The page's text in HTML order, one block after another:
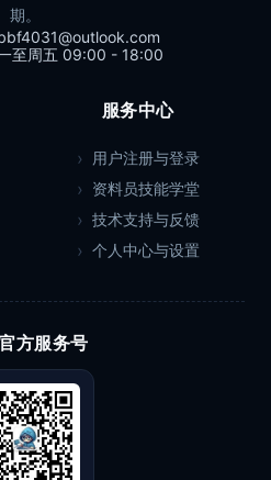
期。
至周五 09:00 - 18:00
服务中心
用户注册与登录
资料员技能学堂
技术支持与反馈
个人中心与设置
方服务号